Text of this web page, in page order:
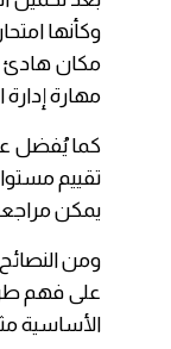
وكأنها
مكان هادئ
مهارة إدارة
كما يُفضل
تقييم
يمكن مراجعة
ومن
على فهم
الأساسية